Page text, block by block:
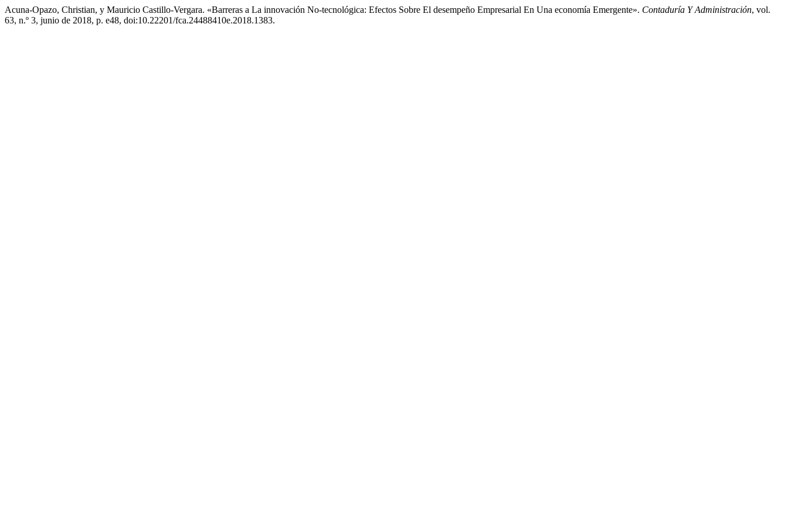
Acuna-Opazo, Christian, y Mauricio Castillo-Vergara. «Barreras a La innovación No-tecnológica: Efectos Sobre El desempeño Empresarial En Una economía Emergente». Contaduría Y Administración, vol.
63, n.º 3, junio de 2018, p. e48, doi:10.22201/fca.24488410e.2018.1383.